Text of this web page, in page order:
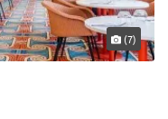
(7)